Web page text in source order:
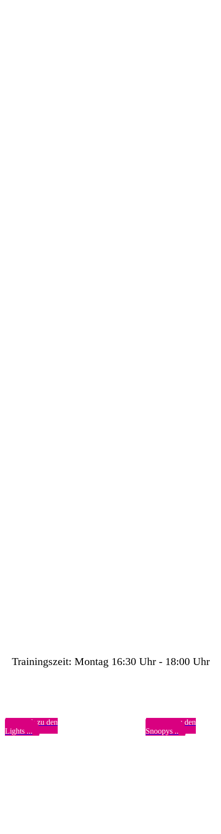
Trainingszeit: Montag 16:30 Uhr - 18:00 Uhr
Zurück zu den
Lights ...
Weiter zu den
Snoopys ..